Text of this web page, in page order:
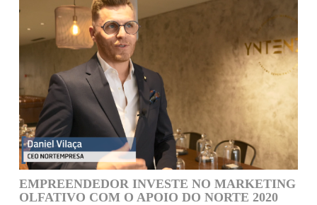
EMPREENDEDOR INVESTE NO MARKETING
OLFATIVO COM O APOIO DO NORTE 2020